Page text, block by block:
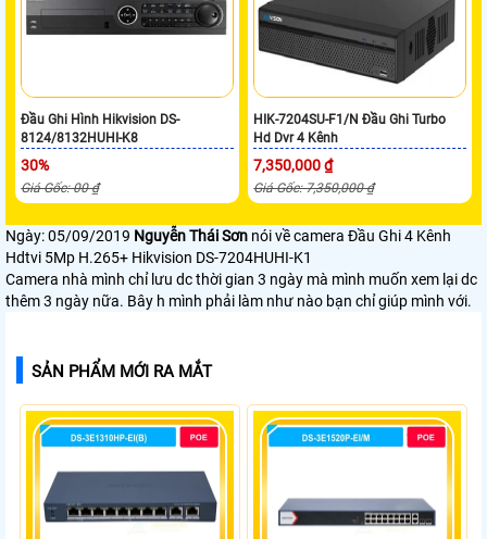
Đầu Ghi Hình Hikvision DS-
8124/8132HUHI-K8
30%
Giá Gốc: 00 ₫
HIK-7204SU-F1/N Đầu Ghi Turbo
Hd Dvr 4 Kênh
7,350,000 ₫
Giá Gốc: 7,350,000 ₫
Ngày: 05/09/2019 Nguyễn Thái Sơn nói về camera Đầu Ghi 4 Kênh
Hdtvi 5Mp H.265+ Hikvision DS-7204HUHI-K1
Camera nhà mình chỉ lưu dc thời gian 3 ngày mà mình muốn xem lại dc
thêm 3 ngày nữa. Bây h mình phải làm như nào bạn chỉ giúp mình với.
SẢN PHẨM MỚI RA MẮT